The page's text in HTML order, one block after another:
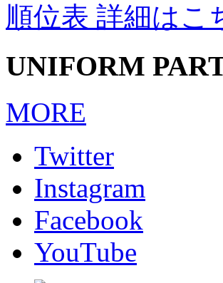
順位表 詳細はこ
UNIFORM
MORE
Twitter
Instagram
Facebook
YouTube